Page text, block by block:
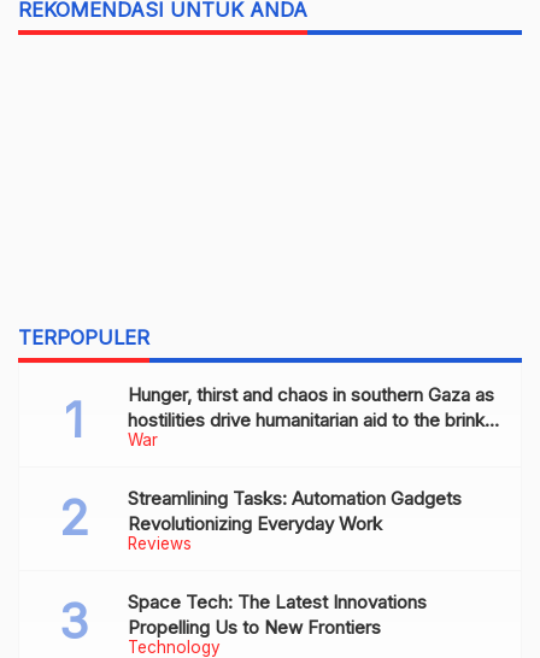
REKOMENDASI UNTUK ANDA
TERPOPULER
War
Hunger, thirst and chaos in southern Gaza as
hostilities drive humanitarian aid to the brink
of collapse
Reviews
Streamlining Tasks: Automation Gadgets
Revolutionizing Everyday Work
Technology
Space Tech: The Latest Innovations
Propelling Us to New Frontiers